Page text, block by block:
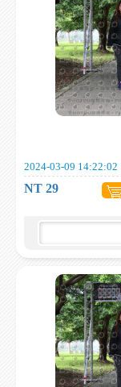
2024-03-09 14:22:02
NT 29